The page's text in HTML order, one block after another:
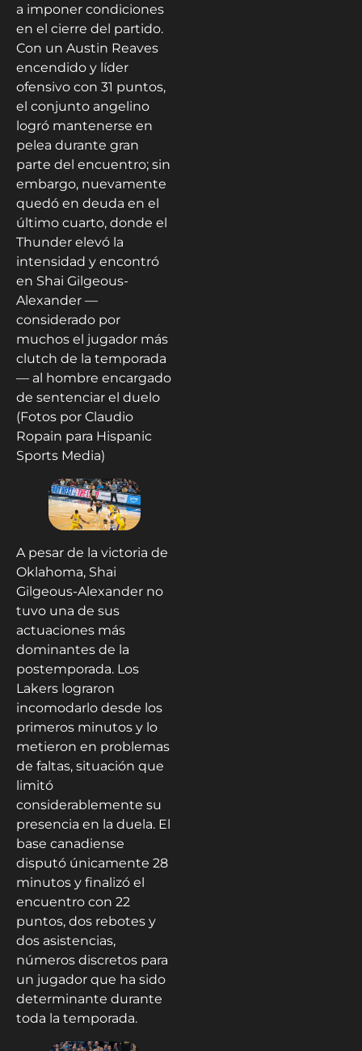
a imponer condiciones
en el cierre del partido.
Con un Austin Reaves
encendido y líder
ofensivo con 31 puntos,
el conjunto angelino
logró mantenerse en
pelea durante gran
parte del encuentro; sin
embargo, nuevamente
quedó en deuda en el
último cuarto, donde el
Thunder elevó la
intensidad y encontró
en Shai Gilgeous-
Alexander —
considerado por
muchos el jugador más
clutch de la temporada
— al hombre encargado
de sentenciar el duelo
(Fotos por Claudio
Ropain para Hispanic
Sports Media)
A pesar de la victoria de
Oklahoma, Shai
Gilgeous-Alexander no
tuvo una de sus
actuaciones más
dominantes de la
postemporada. Los
Lakers lograron
incomodarlo desde los
primeros minutos y lo
metieron en problemas
de faltas, situación que
limitó
considerablemente su
presencia en la duela. El
base canadiense
disputó únicamente 28
minutos y finalizó el
encuentro con 22
puntos, dos rebotes y
dos asistencias,
números discretos para
un jugador que ha sido
determinante durante
toda la temporada.